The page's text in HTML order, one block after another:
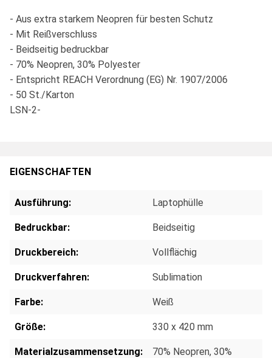
- Aus extra starkem Neopren für besten Schutz
- Mit Reißverschluss
- Beidseitig bedruckbar
- 70% Neopren, 30% Polyester
- Entspricht REACH Verordnung (EG) Nr. 1907/2006
- 50 St./Karton
LSN-2-
EIGENSCHAFTEN
Ausführung: Laptophülle
Bedruckbar: Beidseitig
Druckbereich: Vollflächig
Druckverfahren: Sublimation
Farbe: Weiß
Größe: 330 x 420 mm
Materialzusammensetzung:
70% Neopren, 30%